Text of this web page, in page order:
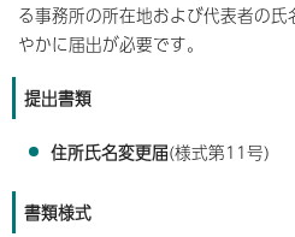
る事務所の所在地および代表者の
やかに届出が必要です。
提出書類
住所氏名変更届(様式第11号)
書類様式